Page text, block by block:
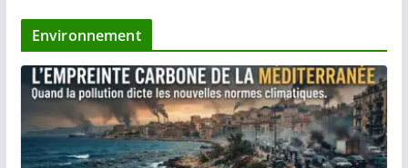
Environnement